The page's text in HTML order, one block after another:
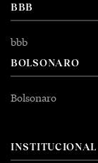
BBB
bbb
BOLSONARO
Bolsonaro
INSTITUCIONAL